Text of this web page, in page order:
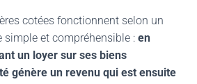
cotées fonctionnent selon un
simple et compréhensible : en
un loyer sur ses biens
génère un revenu qui est ensuite